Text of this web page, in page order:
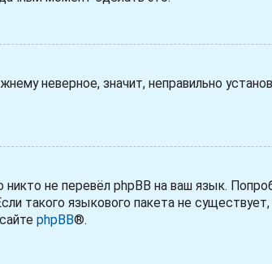
неверное, значит, неправильно
не перевёл phpBB на ваш язык.
такого языкового пакета не
phpBB®.